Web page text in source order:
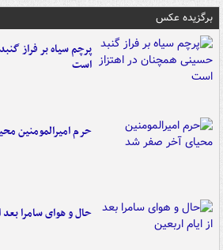
برگزیده عکس
پرچم سیاه بر فراز
است
حرم امیرالمومنین
حال و هوای سامرا بعد